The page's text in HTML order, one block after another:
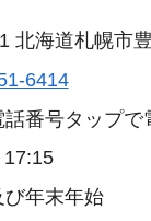
北海道札幌市
6414
話番号タップで
17:15
年末年始